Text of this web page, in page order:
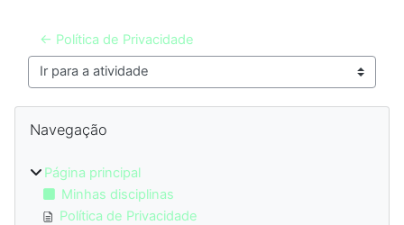
← Política de Privacidade
Ir para a atividade
Blocos
Navegação
Página principal
Minhas disciplinas
Política de Privacidade